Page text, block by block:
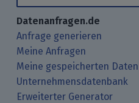
Datenanfragen.de
Anfrage generieren
Meine Anfragen
Meine gespeicherten Daten
Unternehmensdatenbank
Erweiterter Generator